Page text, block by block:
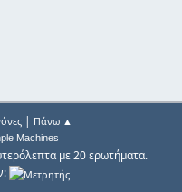
| Πάνω ▲
Machines
με 20 ερωτήματα.